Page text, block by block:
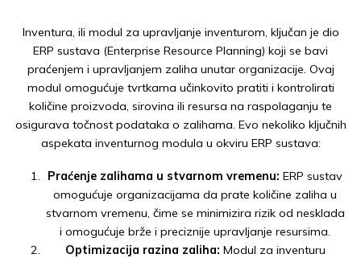
Inventura, ili modul za upravljanje inventurom, ključan je dio
ERP sustava (Enterprise Resource Planning) koji se bavi
praćenjem i upravljanjem zaliha unutar organizacije. Ovaj
modul omogućuje tvrtkama učinkovito pratiti i kontrolirati
količine proizvoda, sirovina ili resursa na raspolaganju te
osigurava točnost podataka o zalihama. Evo nekoliko ključnih
aspekata inventurnog modula u okviru ERP sustava:
Praćenje zalihama u stvarnom vremenu: ERP sustav
omogućuje organizacijama da prate količine zaliha u
stvarnom vremenu, čime se minimizira rizik od nesklada
i omogućuje brže i preciznije upravljanje resursima.
Optimizacija razina zaliha: Modul za inventuru